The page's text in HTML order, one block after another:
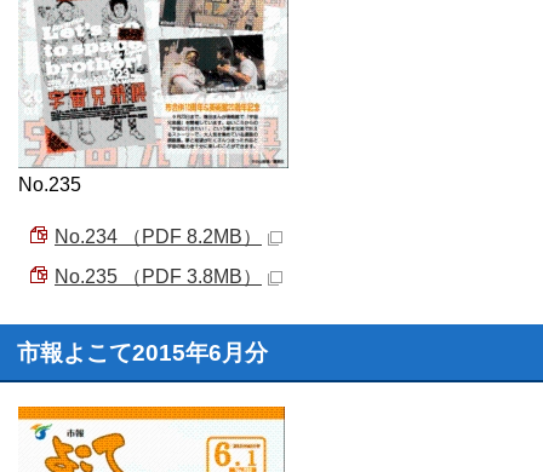
No.235
No.234 （PDF 8.2MB）
No.235 （PDF 3.8MB）
市報よこて2015年6月分